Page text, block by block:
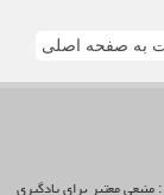
به صفحه اصلی
منبعی معتبر برای یادگیری